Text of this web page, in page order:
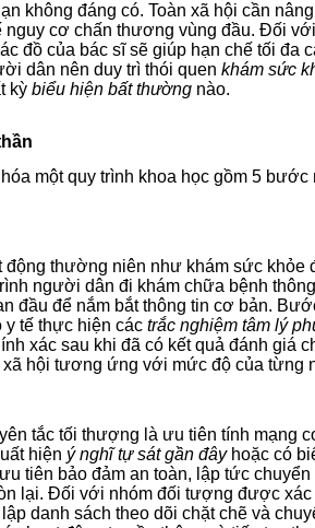
không đáng có. Toàn xã hội cần
nguy cơ chấn thương vùng đầu. Đối
đồ của bác sĩ sẽ giúp hạn chế tối đa
dân nên duy trì thói quenkhám sức
kỳbiểu hiện bất thường nào.
một quy trình khoa học gồm 5 bước
thường niên như khám sức khỏe
người dân đi khám chữa bệnh
đầu để nắm bắt thông tin cơ bản.
y tế thực hiện cáctrắc nghiệm tâm lý
xác sau khi đã có kết quả đánh giá
hội tương ứng với mức độ của từng
tắc tối thượng là ưu tiên tính mạng
hiện ý nghĩ tự sát gần đâyhoặc có
tiên bảo đảm an toàn, lập tức
lại. Đối với nhóm đối tượng được
lập danh sách theo dõi chặt chẽ và